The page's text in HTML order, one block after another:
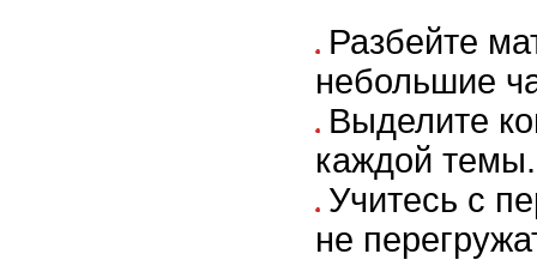
Разбейте
небольшие
Выделите
каждой темы.
Учитесь с
не